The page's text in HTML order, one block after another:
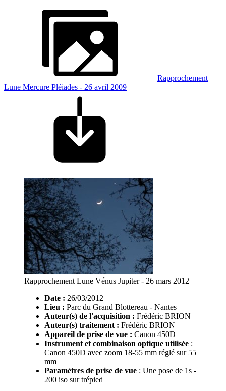
Rapprochement
Lune Mercure Pléiades - 26 avril 2009
Rapprochement Lune Vénus Jupiter - 26 mars 2012
Date : 26/03/2012
Lieu : Parc du Grand Blottereau - Nantes
Auteur(s) de l'acquisition : Frédéric BRION
Auteur(s) traitement : Frédéric BRION
Appareil de prise de vue : Canon 450D
Instrument et combinaison optique utilisée :
Canon 450D avec zoom 18-55 mm réglé sur 55
mm
Paramètres de prise de vue : Une pose de 1s -
200 iso sur trépied